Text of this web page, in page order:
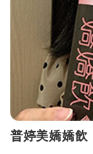
普婷美嬌嬌飲